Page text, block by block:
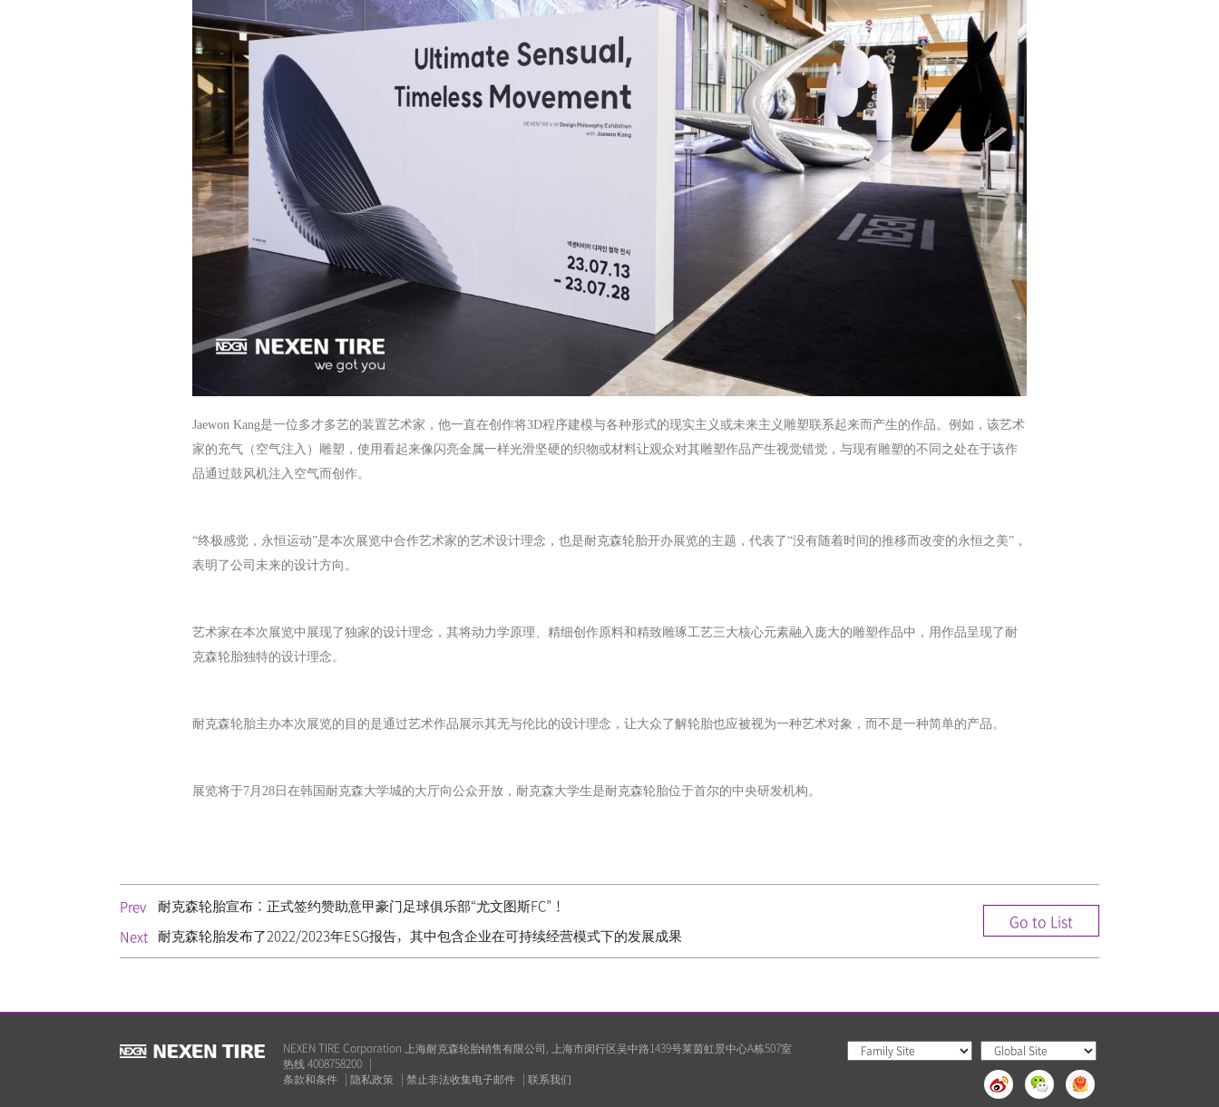
Jaewon Kang是一位多才多艺的装置艺术家，他一直在创作将3D程序建模与各种形式的现实主义或未来主义雕塑联系起来而产生的作品。例如，该艺术
家的充气（空气注入）雕塑，使用看起来像闪亮金属一样光滑坚硬的织物或材料让观众对其雕塑作品产生视觉错觉，与现有雕塑的不同之处在于该作
品通过鼓风机注入空气而创作。
“终极感觉，永恒运动”是本次展览中合作艺术家的艺术设计理念，也是耐克森轮胎开办展览的主题，代表了“没有随着时间的推移而改变的永恒之美”，
表明了公司未来的设计方向。
艺术家在本次展览中展现了独家的设计理念，其将动力学原理、精细创作原料和精致雕琢工艺三大核心元素融入庞大的雕塑作品中，用作品呈现了耐
克森轮胎独特的设计理念。
耐克森轮胎主办本次展览的目的是通过艺术作品展示其无与伦比的设计理念，让大众了解轮胎也应被视为一种艺术对象，而不是一种简单的产品。
展览将于7月28日在韩国耐克森大学城的大厅向公众开放，耐克森大学生是耐克森轮胎位于首尔的中央研发机构。
Prev 耐克森轮胎宣布：正式签约赞助意甲豪门足球俱乐部“尤文图斯FC”！
Next 耐克森轮胎发布了2022/2023年ESG报告，其中包含企业在可持续经营模式下的发展成果
Go to List
NEXEN TIRE Corporation 上海耐克森轮胎销售有限公司, 上海市闵行区吴中路1439号莱茵虹景中心A栋507室
热线 4008758200 |
条款和条件 | 隐私政策 | 禁止非法收集电子邮件 | 联系我们